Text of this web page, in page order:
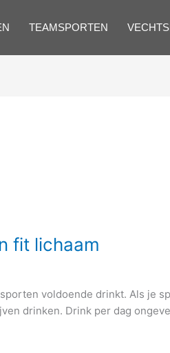
TEAMSPORTEN
fit lichaam
voldoende drinkt. Als je
drinken. Drink per dag